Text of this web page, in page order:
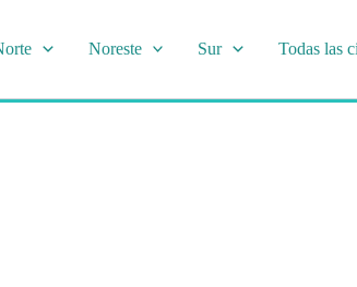
Noreste Sur Todas las